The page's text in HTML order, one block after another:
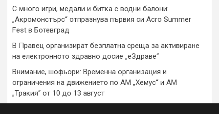
С много игри, медали и битка с водни балони:
„Акромонстърс“ отпразнува първия си Acro Summer
Fest в Ботевград
В Правец организират безплатна среща за активиране
на електронното здравно досие „еЗдраве“
Внимание, шофьори: Временна организация и
ограничения на движението по АМ „Хемус“ и АМ
„Тракия“ от 10 до 13 август